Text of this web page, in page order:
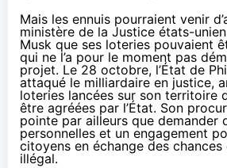
Mais les ennuis pourraient venir
ministère de la Justice états-unien
Musk que ses loteries pouvaient
qui ne l’a pour le moment pas
projet. Le 28 octobre, l’État de
attaqué le milliardaire en justice,
loteries lancées sur son territoire
être agréées par l’État. Son
pointe par ailleurs que demander
personnelles et un engagement
citoyens en échange des
illégal.